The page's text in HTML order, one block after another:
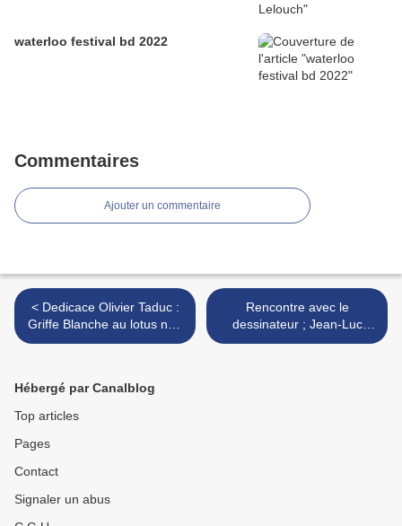
waterloo festival bd 2022
Commentaires
Ajouter un commentaire
< Dedicace Olivier Taduc :
Griffe Blanche au lotus noir
; bruxelles
Rencontre avec le
dessinateur ; Jean-Luc
Delvaux . >
Hébergé par Canalblog
Top articles
Pages
Contact
Signaler un abus